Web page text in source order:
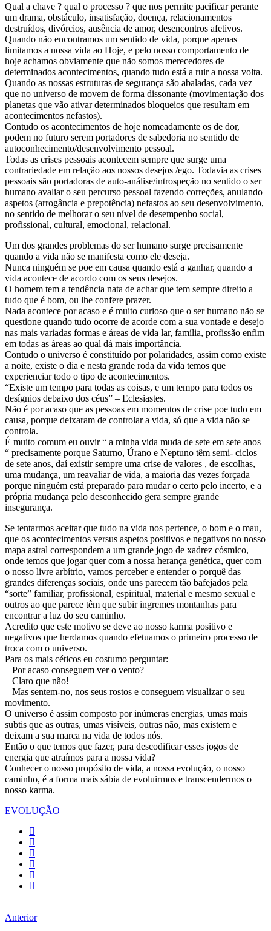
Qual a chave ? qual o processo ? que nos permite pacificar perante
um drama, obstáculo, insatisfação, doença, relacionamentos
destruídos, divórcios, ausência de amor, desencontros afetivos.
Quando não encontramos um sentido de vida, porque apenas
limitamos a nossa vida ao Hoje, e pelo nosso comportamento de
hoje achamos obviamente que não somos merecedores de
determinados acontecimentos, quando tudo está a ruir a nossa volta.
Quando as nossas estruturas de segurança são abaladas, cada vez
que no universo de movem de forma dissonante (movimentação dos
planetas que vão ativar determinados bloqueios que resultam em
acontecimentos nefastos).
Contudo os acontecimentos de hoje nomeadamente os de dor,
podem no futuro serem portadores de sabedoria no sentido de
autoconhecimento/desenvolvimento pessoal.
Todas as crises pessoais acontecem sempre que surge uma
contrariedade em relação aos nossos desejos /ego. Todavia as crises
pessoais são portadoras de auto-análise/introspeção no sentido o ser
humano avaliar o seu percurso pessoal fazendo correções, anulando
aspetos (arrogância e prepotência) nefastos ao seu desenvolvimento,
no sentido de melhorar o seu nível de desempenho social,
profissional, cultural, emocional, relacional.
Um dos grandes problemas do ser humano surge precisamente
quando a vida não se manifesta como ele deseja.
Nunca ninguém se poe em causa quando está a ganhar, quando a
vida acontece de acordo com os seus desejos.
O homem tem a tendência nata de achar que tem sempre direito a
tudo que é bom, ou lhe confere prazer.
Nada acontece por acaso e é muito curioso que o ser humano não se
questione quando tudo ocorre de acorde com a sua vontade e desejo
nas mais variadas formas e áreas de vida lar, família, profissão enfim
em todas as áreas ao qual dá mais importância.
Contudo o universo é constituído por polaridades, assim como existe
a noite, existe o dia e nesta grande roda da vida temos que
experienciar todo o tipo de acontecimentos.
“Existe um tempo para todas as coisas, e um tempo para todos os
desígnios debaixo dos céus” – Eclesiastes.
Não é por acaso que as pessoas em momentos de crise poe tudo em
causa, porque deixaram de controlar a vida, só que a vida não se
controla.
É muito comum eu ouvir “ a minha vida muda de sete em sete anos
“ precisamente porque Saturno, Úrano e Neptuno têm semi- ciclos
de sete anos, daí existir sempre uma crise de valores , de escolhas,
uma mudança, um reavaliar de vida, a maioria das vezes forçada
porque ninguém está preparado para mudar o certo pelo incerto, e a
própria mudança pelo desconhecido gera sempre grande
insegurança.
Se tentarmos aceitar que tudo na vida nos pertence, o bom e o mau,
que os acontecimentos versus aspetos positivos e negativos no nosso
mapa astral correspondem a um grande jogo de xadrez cósmico,
onde temos que jogar quer com a nossa herança genética, quer com
o nosso livre arbítrio, vamos perceber e entender o porquê das
grandes diferenças sociais, onde uns parecem tão bafejados pela
“sorte” familiar, profissional, espiritual, material e mesmo sexual e
outros ao que parece têm que subir ingremes montanhas para
encontrar a luz do seu caminho.
Acredito que este motivo se deve ao nosso karma positivo e
negativos que herdamos quando efetuamos o primeiro processo de
troca com o universo.
Para os mais céticos eu costumo perguntar:
– Por acaso conseguem ver o vento?
– Claro que não!
– Mas sentem-no, nos seus rostos e conseguem visualizar o seu
movimento.
O universo é assim composto por inúmeras energias, umas mais
subtis que as outras, umas visíveis, outras não, mas existem e
deixam a sua marca na vida de todos nós.
Então o que temos que fazer, para descodificar esses jogos de
energia que atraímos para a nossa vida?
Conhecer o nosso propósito de vida, a nossa evolução, o nosso
caminho, é a forma mais sábia de evoluirmos e transcendermos o
nosso karma.
EVOLUÇÃO
Anterior